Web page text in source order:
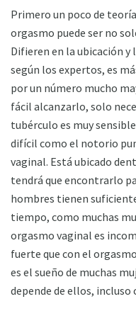
Primero un poco de
orgasmo puede ser no
Difieren en la ubicación y
según los expertos, es
por un número mucho
fácil alcanzarlo, solo
tubérculo es muy
difícil como el notorio
vaginal. Está ubicado
tendrá que encontrarlo
hombres tienen
tiempo, como muchas
orgasmo vaginal es
fuerte que con el
es el sueño de muchas
depende de ellos, incluso